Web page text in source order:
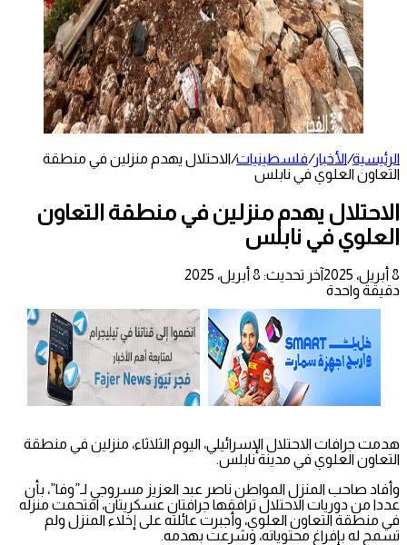
الرئيسية/الأخبار/فلسطينيات/الاحتلال يهدم منزلين في منطقة
التعاون العلوي في نابلس
الاحتلال يهدم منزلين في منطقة التعاون
العلوي في نابلس
8 أبريل، 2025
آخر تحديث: 8 أبريل، 2025
دقيقة واحدة
هدمت جرافات الاحتلال الإسرائيلي، اليوم الثلاثاء، منزلين في منطقة
التعاون العلوي في مدينة نابلس.
وأفاد صاحب المنزل المواطن ناصر عبد العزيز مسروجي لـ”وفا”، بأن
عددا من دوريات الاحتلال ترافقها جرافتان عسكريتان، اقتحمت منزله
في منطقة التعاون العلوي، وأجبرت عائلته على إخلاء المنزل ولم
تسمح له بإفراغ محتوياته، وشرعت بهدمه.